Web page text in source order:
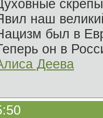
наш
был в
он в
Деева